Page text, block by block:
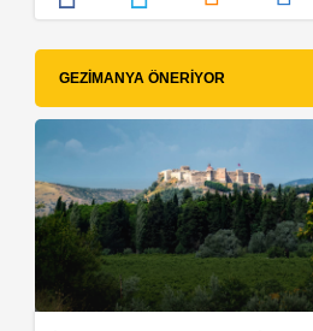
GEZIMANYA ÖNERIYOR